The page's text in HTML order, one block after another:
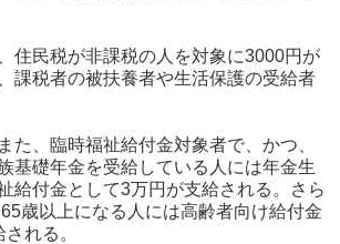
住民税が非課税の人を対象に3000円が
課税者の被扶養者や生活保護の受給者
た、臨時福祉給付金対象者で、かつ、
基礎年金を受給している人には年金生
給付金として3万円が支給される。さら
歳以上になる人には高齢者向け給付金
れる。